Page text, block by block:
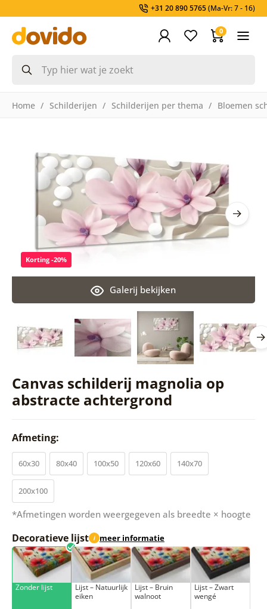
+31 20 890 5765(Ma-Vr: 7 - 16)
0
Home Schilderijen Schilderijen per thema Bloemen
Canvas schilderij magnolia op
abstracte achtergrond
Galerij bekijken
Korting -20%
Afmeting:
60x30 80x40 100x50 120x60 140x70
200x100
*Afmetingen worden weergegeven als breedte × hoogte
Decoratieve lijst i meer informatie
Zonder lijst
Lijst – Natuurlijk
eiken
Lijst – Bruin
walnoot
Lijst – Zwart
wengé